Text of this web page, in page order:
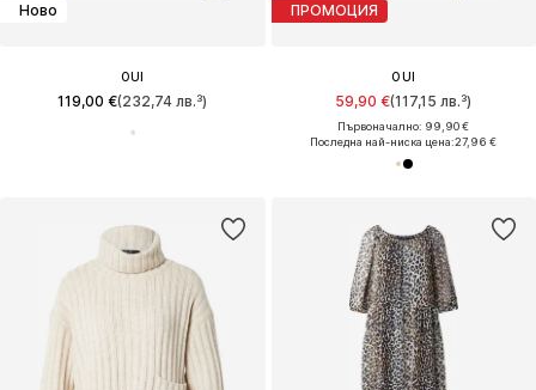
Ново
OUI
119,00 €(232,74 лв.³)
ПРОМОЦИЯ
OUI
59,90 €(117,15 лв.³)
Първоначално: 99,90 €
Последна най-ниска цена:27,96 €